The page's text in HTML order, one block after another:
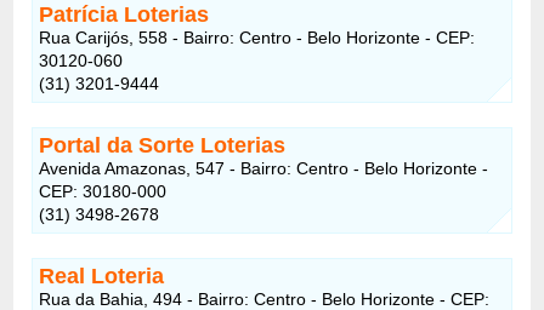
Patrícia Loterias
Rua Carijós, 558 - Bairro: Centro - Belo Horizonte - CEP:
30120-060
(31) 3201-9444
Portal da Sorte Loterias
Avenida Amazonas, 547 - Bairro: Centro - Belo Horizonte -
CEP: 30180-000
(31) 3498-2678
Real Loteria
Rua da Bahia, 494 - Bairro: Centro - Belo Horizonte - CEP: